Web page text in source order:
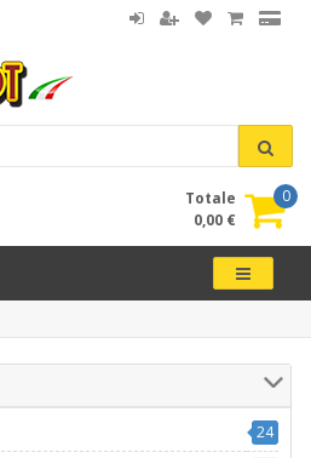
0
Totale
0,00 €
24